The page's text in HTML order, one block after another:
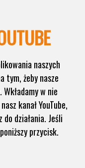
naszych
tym, żeby nasze
w nie
kanał YouTube,
działania. Jeśli
przycisk.